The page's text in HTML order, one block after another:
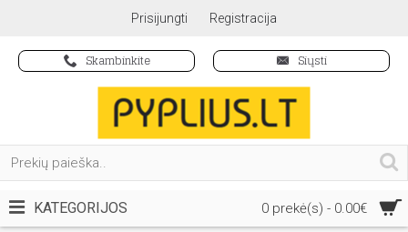
Prisijungti Registracija
Skambinkite Siųsti
0 prekė(s) - 0.00€
KATEGORIJOS